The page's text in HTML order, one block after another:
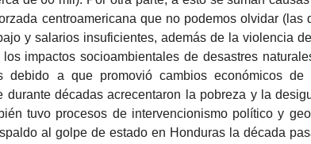
centroamericana que no podemos olvidar (las
y salarios insuficientes, además de la violencia
impactos socioambientales de desastres
debido a que promovió cambios económicos de
durante décadas acrecentaron la pobreza y la
tuvo procesos de intervencionismo político y
al golpe de estado en Honduras la década